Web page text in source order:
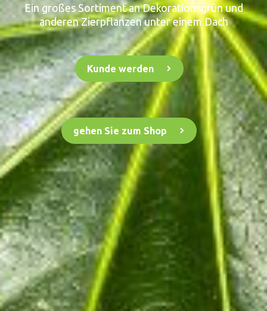
Ein großes Sortiment an Dekorationsgrün und
anderen Zierpflanzen unter einem Dach
Kunde werden
gehen Sie zum Shop